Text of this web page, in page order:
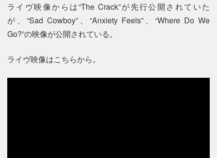
ライヴ映像からは“The Crack”が先行公開されていた
が、“Sad Cowboy”、“Anxiety Feels”、“Where Do We
Go?”の映像が公開されている。
ライヴ映像はこちらから。